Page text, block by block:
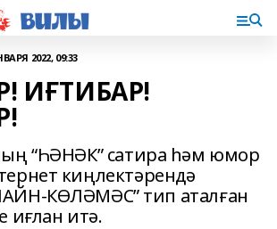
2022, 09:33
ИҒТИБАР!
“ҺӘНӘК” сатира һәм юмор
киңлектәрендә
КӨЛӘМӘС” тип аталған
иғлан итә.